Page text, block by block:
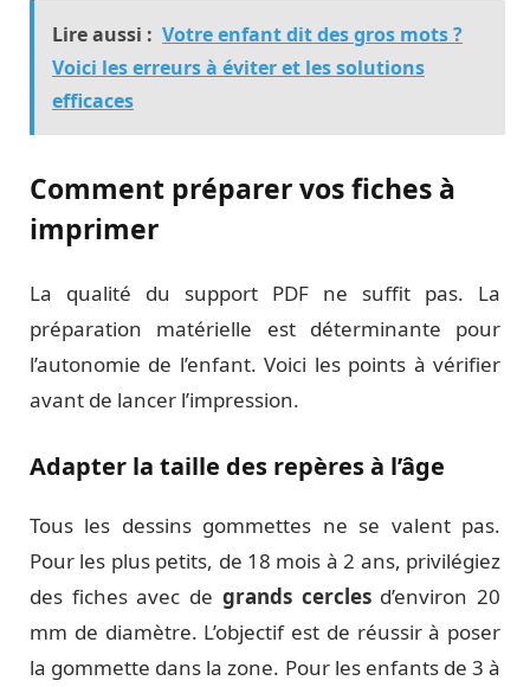
Lire aussi : Votre enfant dit des gros mots ?
Voici les erreurs à éviter et les solutions
efficaces
Comment préparer vos fiches à
imprimer
La qualité du support PDF ne suffit pas. La
préparation matérielle est déterminante pour
l’autonomie de l’enfant. Voici les points à vérifier
avant de lancer l’impression.
Adapter la taille des repères à l’âge
Tous les dessins gommettes ne se valent pas.
Pour les plus petits, de 18 mois à 2 ans, privilégiez
des fiches avec de grands cerclesd’environ 20
mm de diamètre. L’objectif est de réussir à poser
la gommette dans la zone. Pour les enfants de 3 à